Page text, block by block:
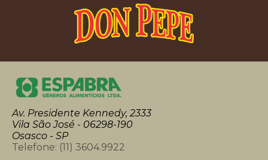
Av. Presidente Kennedy, 2333
Vila São José - 06298-190
Osasco - SP
Telefone: (11) 3604.9922